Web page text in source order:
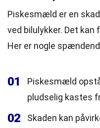
Piskesmæld er en
ved bilulykker. Det
Her er nogle
01
Piskesmæld
pludselig kastes
02
Skaden kan